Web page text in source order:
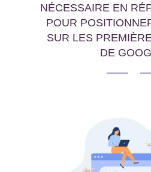
NÉCESSAIRE EN
POUR
SUR LES
DE